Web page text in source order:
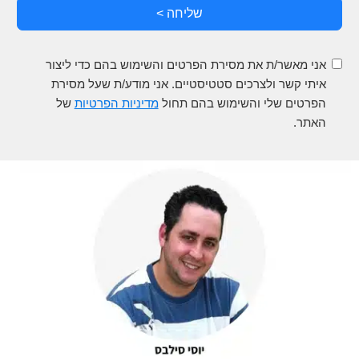
שליחה >
אני מאשר/ת את מסירת הפרטים והשימוש בהם כדי ליצור
איתי קשר ולצרכים סטטיסטיים. אני מודע/ת שעל מסירת
הפרטים שלי והשימוש בהם תחולמדיניות הפרטיות של
האתר.